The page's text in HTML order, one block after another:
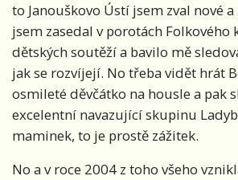
to Janouškovo Ústí jsem zval nové
jsem zasedal v porotách Folkového
dětských soutěží a bavilo mě
jak se rozvíjejí. No třeba vidět hrát
osmileté děvčátko na housle a pak
excelentní navazující skupinu
maminek, to je prostě zážitek.
No a v roce 2004 z toho všeho